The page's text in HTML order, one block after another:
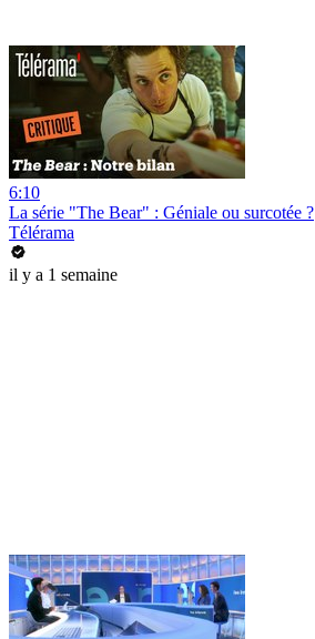
6:10
La série "The Bear" : Géniale ou surcotée ?
Télérama
il y a 1 semaine